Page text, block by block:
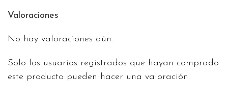
Valoraciones
No hay valoraciones aún.
Solo los usuarios registrados que hayan comprado
este producto pueden hacer una valoración.